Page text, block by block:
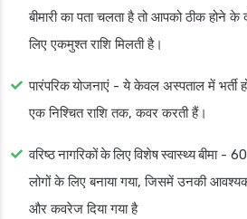
बीमारी का पता चलता है तो आपको ठीक होने के
लिए एकमुश्त राशि मिलती है।
पारंपरिक योजनाएं - ये केवल अस्पताल में भर्ती
एक निश्चित राशि तक, कवर करती हैं।
वरिष्ठ नागरिकों के लिए विशेष स्वास्थ्य बीमा- 60
लोगों के लिए बनाया गया, जिसमें उनकी
और कवरेज दिया गया है